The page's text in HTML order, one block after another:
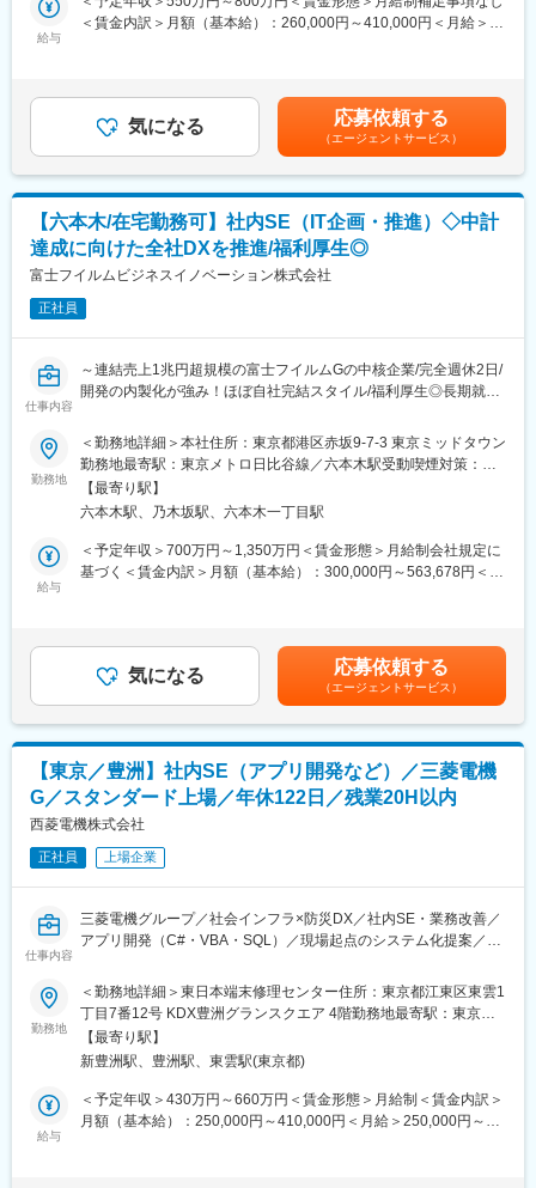
様々な手当を制度化しております。育児休業取得支援制度、資格
・当社は、ガスバルブ、省エネ機器であるエコキュートの水制御
バルブ、住宅用燃料電池や水素を制御するバルブを開発･販売をし
ています。世界で3社しか量産できないガスバルブの製造技術をも
つなど、卓越した技術を保有し、日本だけでなく世界中に当社の
製品を届けています。
・取引先はコロナ、ノーリツ、TOTO、LIXIL、パナソニック、東
芝、アイシンなど、日本を代表する大手企業です。お風呂のお湯
沸かし器などではほぼすべて製品に当社の部品が使用されていま
変更の範囲：会社の定める業務
リモートがメインですが、必要に応じて数か月に1,2回程出社が発
生する場合があります。
◎水周り商品 受注～売上基幹システム
◎水周り事業部向けのマスタデータ統合管理システム
◎物流倉庫管理システム
◎製造現場（キッチン）基幹システム（生産管理／原価管理）
＜技術スタック＞
◎開発言語：Java, COBOL, Python, OutSystems, VB.NET, VB, C
◎データベース：PostgreSQL, SQL Server, Oracle
◎インフラ / クラウド ：GCP (Google Cloud Platform), ASP
とし、協働するスタイルです。
リモートワーク中心にSCRUMチームを構成し、チームで目標を
持って、心理的安全性を保ち、小さな単位で素早くリリースしフ
ィードバックをもらう仕事の仕方を推進しています。また、スー
パーフレックス制度を導入しており、コアタイムのない柔軟な勤
きます。
LIXILの常務役員が語る「デジタル部門の役割や魅力」とは
https://www.youtube.com/watch?v=pOp5VwhVkXM
変更の範囲：会社の定める業務
給与
＜賃金内訳＞月額（基本給）：260,000円～410,000円＜月給＞
あり、選考を通じて上下する可能性があります。月給(月額)は固定
手当を含めた表記です。
気になる 応募依頼する
（エージェントサービス）
【六本木/在宅勤務可】社内SE（IT企画・推進）◇中計
達成に向けた全社DXを推進/福利厚生◎
富士フイルムビジネスイノベーション株式会社
正社員
仕事内容
～連結売上1兆円超規模の富士フイルムGの中核企業/完全週休2日/
開発の内製化が強み！ほぼ自社完結スタイル/福利厚生◎長期就業
■業務内容：
当社及びホールディングス全体の中期経営計画に即したIT投資案
件に対して、IT施策とロードマップ策定、IT投資管理等の業務を担
当頂きます。
【業務詳細】
・業務システム企画・推進担当：社内の業務システム（販売・会
計・購買・物流など）の刷新に向けた企画・プロジェクト推進
・ITサービス運営・投資管理担当：社内のITサービスをより使いや
すく、コストを抑えながら運営する仕組みづくりと投資判断
・業務改革プロジェクト推進担当：業務プロセスの変革に向けた
当社の社内SE部門における上流機能となり、全社視点をもったIT
投資、計画に関わる事が可能です。国内・海外の多数のステーク
ホルダーのやり取りや、ホールディングス全体の戦略を間近で感
に寄与していただく事が可能です。
・富士フイルムホールディングスに出向し、富士フイルムビジネ
スイノベーションのアプリケーション領域を統括するユニットに
・戦略企画を担う10名弱の部門となります。
■海外とのやり取りについて：
英語を用いたメールおよび会議での折衝が発生します。
ツや米国
・アジアパシフィック圏：当社の海外子会社
勤務地
＜勤務地詳細＞本社住所：東京都港区赤坂9-7-3 東京ミッドタウン
勤務地最寄駅：東京メトロ日比谷線／六本木駅受動喫煙対策：屋
内全面禁煙変更の範囲：会社の定める事業所（リモートワーク含
む）
【最寄り駅】
六本木駅、乃木坂駅、六本木一丁目駅
給与
＜予定年収＞700万円～1,350万円＜賃金形態＞月給制会社規定に
基づく＜賃金内訳＞月額（基本給）：300,000円～563,678円＜月
じて上下する可能性があります。月給(月額)は固定手当を含めた表
記です。気になる 応募依頼する
（エージェントサービス）
【東京／豊洲】社内SE（アプリ開発など）／三菱電機
G／スタンダード上場／年休122日／残業20H以内
西菱電機株式会社
正社員 上場企業
仕事内容
三菱電機グループ／社会インフラ×防災DX／社内SE・業務改善／
アプリ開発（C#・VBA・SQL）／現場起点のシステム化提案／安
育成
■業務内容
携帯通信端末の修理・再生事業における、システム開発・業務改
善の社内SE業務を担っていただきます。
■主な業務
・Excel（VBA含む）を用いた資料作成
・現場改善のためのツール開発・評価
勤務地
＜勤務地詳細＞東日本端末修理センター住所：東京都江東区東雲1
丁目7番12号 KDX豊洲グランスクエア 4階勤務地最寄駅：東京メ
トロ有楽町線／豊洲駅受動喫煙対策：屋内全面禁煙変更の範囲：
会社の定める事業所
【最寄り駅】
新豊洲駅、豊洲駅、東雲駅(東京都)
給与
＜予定年収＞430万円～660万円＜賃金形態＞月給制＜賃金内訳＞
月額（基本給）：250,000円～410,000円＜月給＞250,000円～